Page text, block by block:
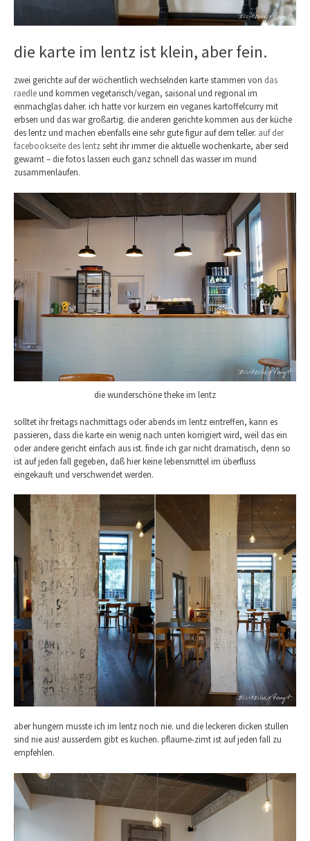
die karte im lentz ist klein, aber fein.
zwei gerichte auf der wöchentlich wechselnden karte stammen von das
raedleund kommen vegetarisch/vegan, saisonal und regional im
einmachglas daher. ich hatte vor kurzem ein veganes kartoffelcurry mit
erbsen und das war großartig. die anderen gerichte kommen aus der küche
des lentz und machen ebenfalls eine sehr gute figur auf dem teller. auf der
facebookseite des lentzseht ihr immer die aktuelle wochenkarte, aber seid
gewarnt – die fotos lassen euch ganz schnell das wasser im mund
zusammenlaufen.
die wunderschöne theke im lentz
solltet ihr freitags nachmittags oder abends im lentz eintreffen, kann es
passieren, dass die karte ein wenig nach unten korrigiert wird, weil das ein
oder andere gericht einfach aus ist. finde ich gar nicht dramatisch, denn so
ist auf jeden fall gegeben, daß hier keine lebensmittel im überfluss
eingekauft und verschwendet werden.
aber hungern musste ich im lentz noch nie. und die leckeren dicken stullen
sind nie aus! ausserdem gibt es kuchen. pflaume-zimt ist auf jeden fall zu
empfehlen.